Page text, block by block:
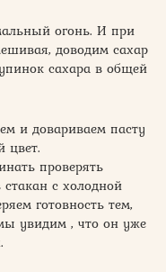
огонь. И при
доводим сахар
сахара в общей
и довариваем пасту
цвет.
проверять
стакан с холодной
готовность тем,
увидим , что он уже